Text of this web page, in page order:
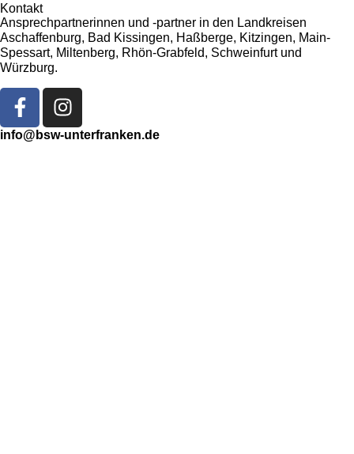
Kontakt
Ansprechpartnerinnen und -partner in den Landkreisen
Aschaffenburg, Bad Kissingen, Haßberge, Kitzingen, Main-
Spessart, Miltenberg, Rhön-Grabfeld, Schweinfurt und
Würzburg.
info@bsw-unterfranken.de